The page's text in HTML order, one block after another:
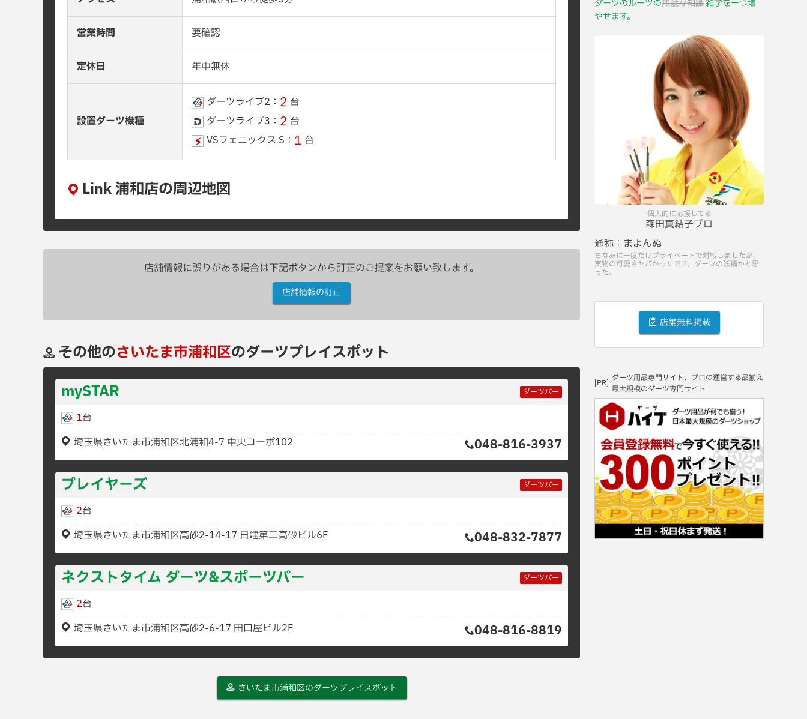
営業時間 要確認
定休日 年中無休
設置ダーツ機種
ダーツライブ2： 2 台
ダーツライブ3： 2 台
VSフェニックス S： 1 台
Link 浦和店の周辺地図
店舗情報に誤りがある場合は下記ボタンから訂正のご提案をお願い致します。
店舗情報の訂正
その他のさいたま市浦和区のダーツプレイスポット
mySTAR
ダーツバー
1台
埼玉県さいたま市浦和区北浦和4-7 中央コーポ102
048-816-3937
プレイヤーズ ダーツバー
2台
埼玉県さいたま市浦和区高砂2-14-17 日建第二高砂ビル6F
048-832-7877
ネクストタイム ダーツ&スポーツバー ダーツバー
2台
埼玉県さいたま市浦和区高砂2-6-17 田口屋ビル2F
048-816-8819
さいたま市浦和区のダーツプレイスポット
ダーツのルーツの無駄な知識雑学を一つ増
やせます。
個人的に応援してる
森田真結子プロ
通称： まよんぬ
ちなみに一度だけプライベートで対戦しましたが、
実物の可愛さヤバかったです。ダーツの妖精かと思
った。
店舗無料掲載
[PR]
ダーツ用品専門サイト、プロの運営する品揃え
最大規模のダーツ専門サイト